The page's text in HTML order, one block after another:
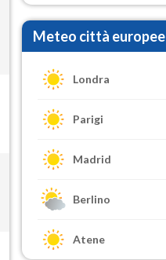
Meteo città europee
Londra
Parigi
Madrid
Berlino
Atene